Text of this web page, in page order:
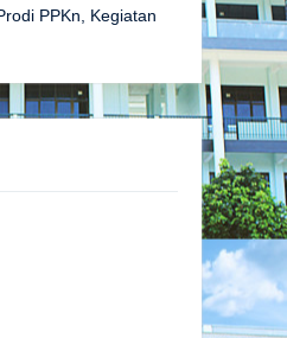
PPKn, Kegiatan